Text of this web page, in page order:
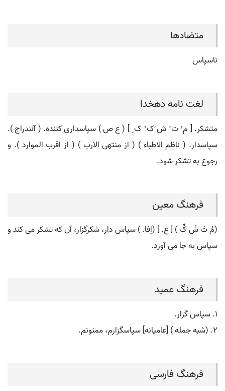
متضادها
ناسپاس
لغت نامه دهخدا
متشکر. [ م ُ ت َ ش َک ْ ک ِ ] ( ع ص ) سپاسداری کننده. ( آنندراج ).
سپاسدار. ( ناظم الاطباء ) ( از منتهی الارب ) ( از اقرب الموارد ). و
رجوع به تشکر شود.
فرهنگ معین
(مُ تَ شَ کِّ ) [ ع. ] (اِفا. ) سپاس دار، شکرگزار، آن که تشکر می کند و
سپاس به جا می آورد.
فرهنگ عمید
۱. سپاس گزار.
۲. (شبه جمله ) [عامیانه] سپاسگزارم، ممنونم.
فرهنگ فارسی